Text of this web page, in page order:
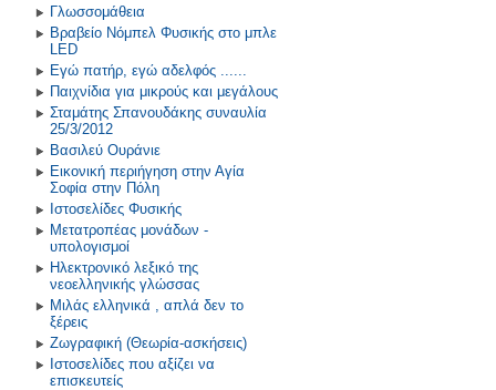
Γλωσσομάθεια
Βραβείο Νόμπελ Φυσικής στο μπλε
LED
Εγώ πατήρ, εγώ αδελφός ......
Παιχνίδια για μικρούς και μεγάλους
Σταμάτης Σπανουδάκης συναυλία
25/3/2012
Βασιλεύ Ουράνιε
Εικονική περιήγηση στην Αγία
Σοφία στην Πόλη
Ιστοσελίδες Φυσικής
Μετατροπέας μονάδων -
υπολογισμοί
Ηλεκτρονικό λεξικό της
νεοελληνικής γλώσσας
Μιλάς ελληνικά , απλά δεν το
ξέρεις
Ζωγραφική (Θεωρία-ασκήσεις)
Ιστοσελίδες που αξίζει να
επισκευτείς